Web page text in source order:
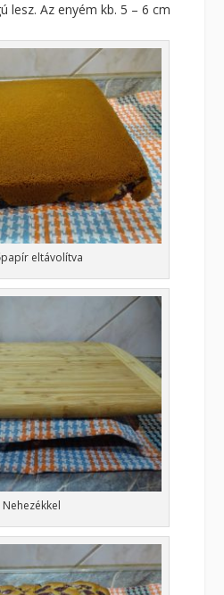
lesz. Az enyém kb. 5 – 6 cm
eltávolítva
Nehezékkel